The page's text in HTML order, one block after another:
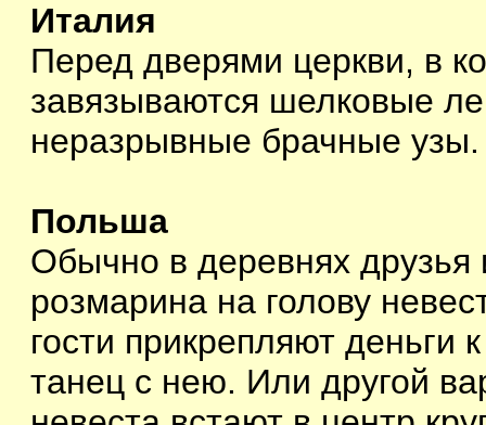
Италия
Перед дверями церкви, в
завязываются шелковые
неразрывные брачные узы.
Польша
Обычно в деревнях друзья
розмарина на голову
гости прикрепляют деньги
танец с нею. Или другой